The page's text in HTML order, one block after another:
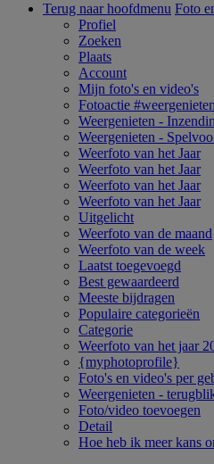
Terug naar hoofdmenu Foto
Profiel
Zoeken
Plaats
Account
Mijn foto's en video's
Fotoactie #weergenieten
Weergenieten -
Weergenieten -
Weerfoto van het Jaar
Weerfoto van het Jaar
Weerfoto van het Jaar
Weerfoto van het Jaar
Uitgelicht
Weerfoto van de maand
Weerfoto van de week
Laatst toegevoegd
Best gewaardeerd
Meeste bijdragen
Populaire categorieën
Categorie
Weerfoto van het jaar
{myphotoprofile}
Foto's en video's per
Weergenieten -
Foto/video toevoegen
Detail
Hoe heb ik meer kans